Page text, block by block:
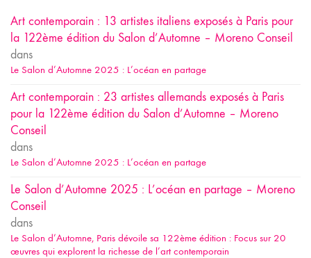
Art contemporain : 13 artistes italiens exposés à Paris pour
la 122ème édition du Salon d’Automne – Moreno Conseil
dans
Le Salon d’Automne 2025 : L’océan en partage
Art contemporain : 23 artistes allemands exposés à Paris
pour la 122ème édition du Salon d’Automne – Moreno
Conseil
dans
Le Salon d’Automne 2025 : L’océan en partage
Le Salon d’Automne 2025 : L’océan en partage – Moreno
Conseil
dans
Le Salon d’Automne, Paris dévoile sa 122ème édition : Focus sur 20
œuvres qui explorent la richesse de l’art contemporain